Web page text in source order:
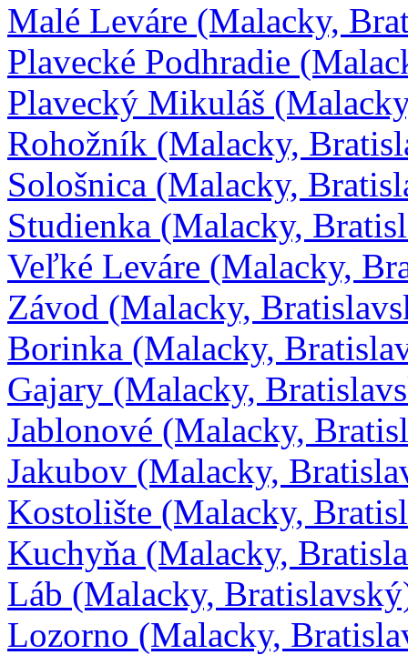
Malé Leváre (Malacky,
Plavecké Podhradie
Plavecký Mikuláš
Rohožník (Malacky,
Sološnica (Malacky,
Studienka (Malacky,
Veľké Leváre (Malacky,
Závod (Malacky,
Borinka (Malacky,
Gajary (Malacky,
Jablonové (Malacky,
Jakubov (Malacky,
Kostolište (Malacky,
Kuchyňa (Malacky,
Láb (Malacky,
Lozorno (Malacky,